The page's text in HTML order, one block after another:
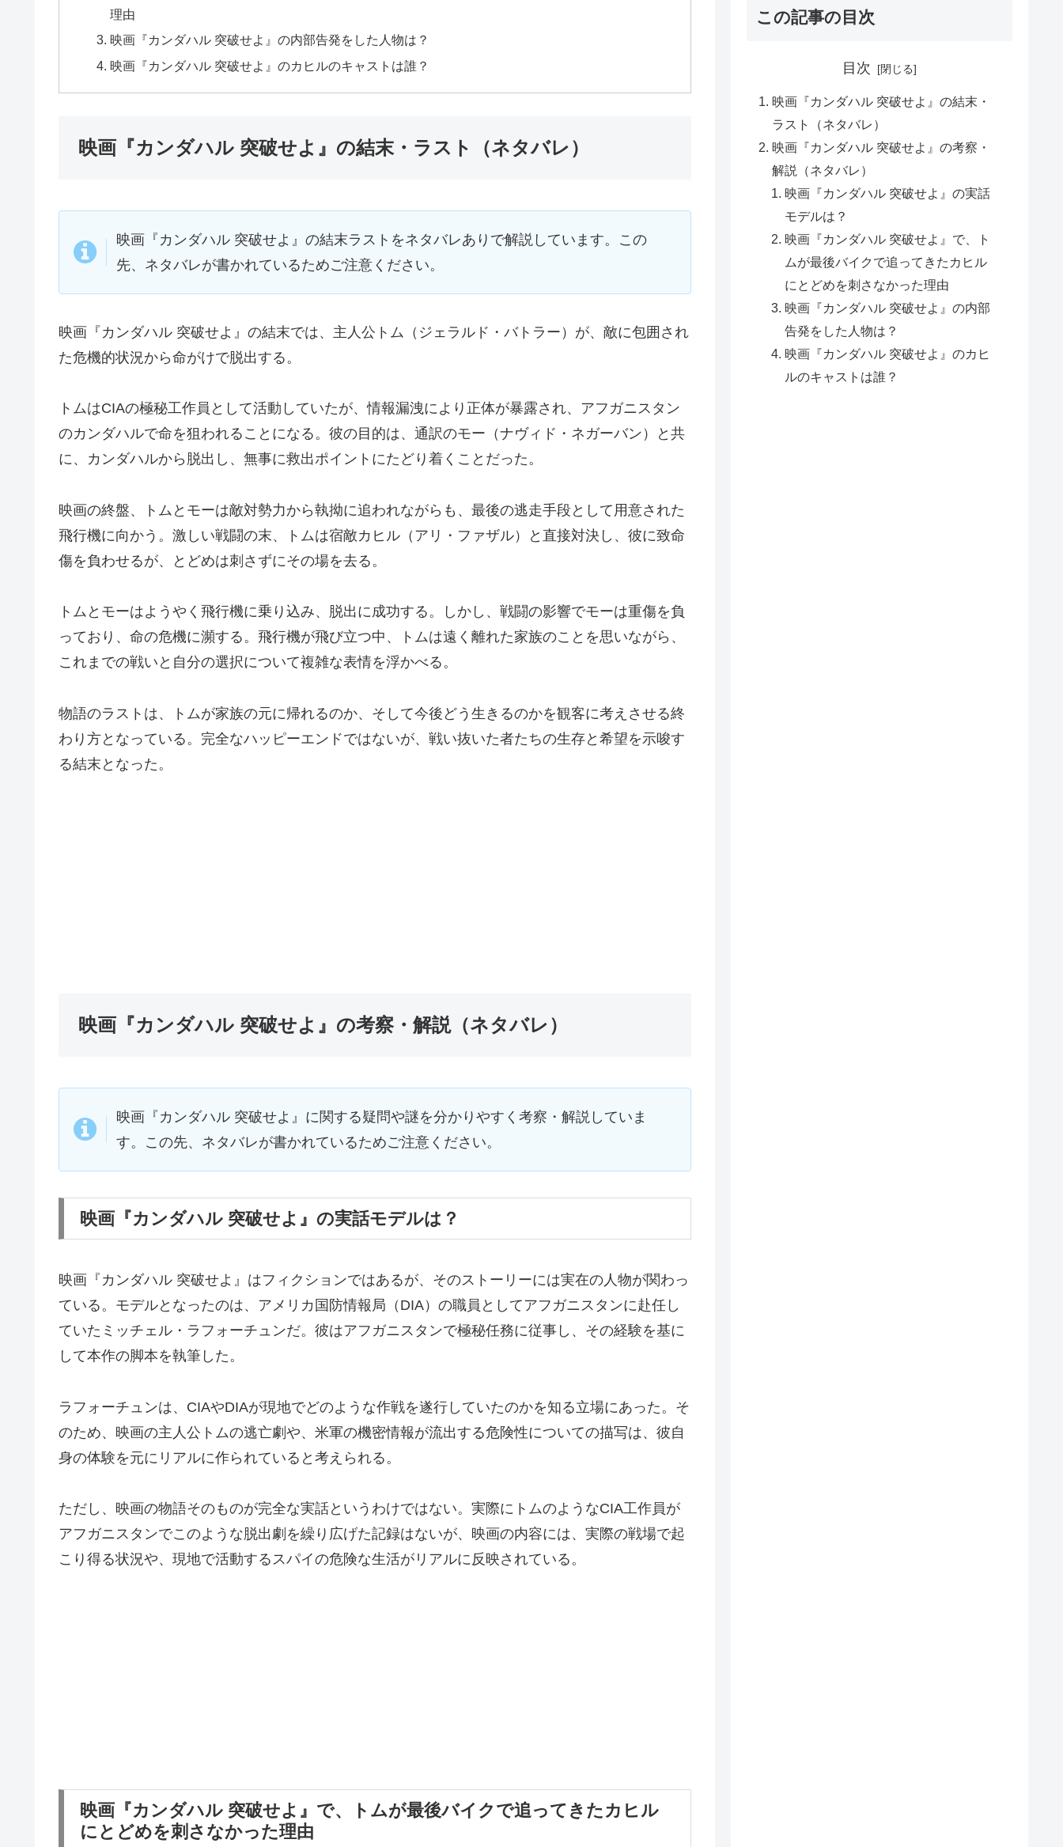
理由
映画『カンダハル 突破せよ』の内部告発をした人物は？
映画『カンダハル 突破せよ』のカヒルのキャストは誰？
映画『カンダハル 突破せよ』の結末・ラスト（ネタバレ）
映画『カンダハル 突破せよ』の結末ラストをネタバレありで解説しています。この
先、ネタバレが書かれているためご注意ください。
映画『カンダハル 突破せよ』の結末では、主人公トム（ジェラルド・バトラー）が、敵に包囲され
た危機的状況から命がけで脱出する。
トムはCIAの極秘工作員として活動していたが、情報漏洩により正体が暴露され、アフガニスタン
のカンダハルで命を狙われることになる。彼の目的は、通訳のモー（ナヴィド・ネガーバン）と共
に、カンダハルから脱出し、無事に救出ポイントにたどり着くことだった。
映画の終盤、トムとモーは敵対勢力から執拗に追われながらも、最後の逃走手段として用意された
飛行機に向かう。激しい戦闘の末、トムは宿敵カヒル（アリ・ファザル）と直接対決し、彼に致命
傷を負わせるが、とどめは刺さずにその場を去る。
トムとモーはようやく飛行機に乗り込み、脱出に成功する。しかし、戦闘の影響でモーは重傷を負
っており、命の危機に瀕する。飛行機が飛び立つ中、トムは遠く離れた家族のことを思いながら、
これまでの戦いと自分の選択について複雑な表情を浮かべる。
物語のラストは、トムが家族の元に帰れるのか、そして今後どう生きるのかを観客に考えさせる終
わり方となっている。完全なハッピーエンドではないが、戦い抜いた者たちの生存と希望を示唆す
る結末となった。
映画『カンダハル 突破せよ』の考察・解説（ネタバレ）
映画『カンダハル 突破せよ』に関する疑問や謎を分かりやすく考察・解説していま
す。この先、ネタバレが書かれているためご注意ください。
映画『カンダハル 突破せよ』の実話モデルは？
映画『カンダハル 突破せよ』はフィクションではあるが、そのストーリーには実在の人物が関わっ
ている。モデルとなったのは、アメリカ国防情報局（DIA）の職員としてアフガニスタンに赴任し
ていたミッチェル・ラフォーチュンだ。彼はアフガニスタンで極秘任務に従事し、その経験を基に
して本作の脚本を執筆した。
ラフォーチュンは、CIAやDIAが現地でどのような作戦を遂行していたのかを知る立場にあった。そ
のため、映画の主人公トムの逃亡劇や、米軍の機密情報が流出する危険性についての描写は、彼自
身の体験を元にリアルに作られていると考えられる。
ただし、映画の物語そのものが完全な実話というわけではない。実際にトムのようなCIA工作員が
アフガニスタンでこのような脱出劇を繰り広げた記録はないが、映画の内容には、実際の戦場で起
こり得る状況や、現地で活動するスパイの危険な生活がリアルに反映されている。
映画『カンダハル 突破せよ』で、トムが最後バイクで追ってきたカヒル
にとどめを刺さなかった理由
この記事の目次
目次
映画『カンダハル 突破せよ』の結末・
ラスト（ネタバレ）
映画『カンダハル 突破せよ』の考察・
解説（ネタバレ）
映画『カンダハル 突破せよ』の実話
モデルは？
映画『カンダハル 突破せよ』で、ト
ムが最後バイクで追ってきたカヒル
にとどめを刺さなかった理由
映画『カンダハル 突破せよ』の内部
告発をした人物は？
映画『カンダハル 突破せよ』のカヒ
ルのキャストは誰？